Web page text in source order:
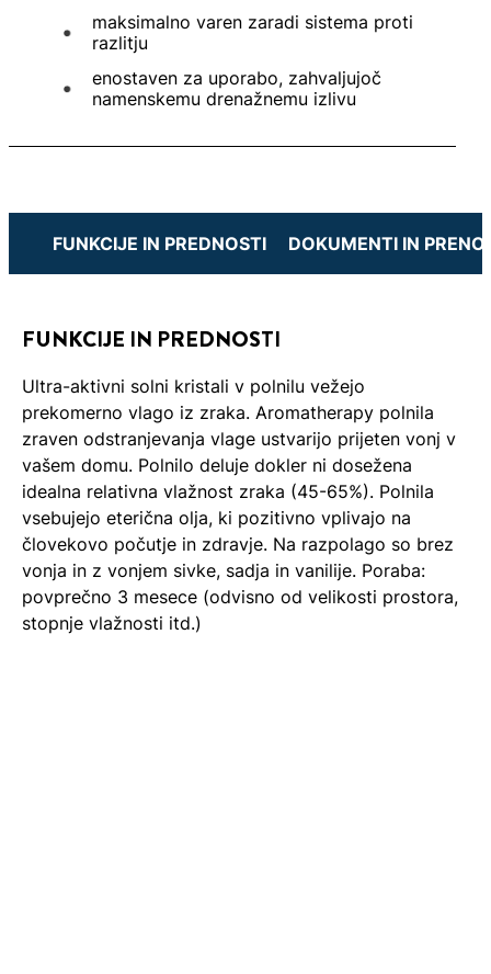
maksimalno varen zaradi sistema proti
razlitju
enostaven za uporabo, zahvaljujoč
namenskemu drenažnemu izlivu
FUNKCIJE IN PREDNOSTI DOKUMENTI IN
FUNKCIJE IN PREDNOSTI
Ultra-aktivni solni kristali v polnilu vežejo
prekomerno vlago iz zraka. Aromatherapy polnila
zraven odstranjevanja vlage ustvarijo prijeten vonj v
vašem domu. Polnilo deluje dokler ni dosežena
idealna relativna vlažnost zraka (45-65%). Polnila
vsebujejo eterična olja, ki pozitivno vplivajo na
človekovo počutje in zdravje. Na razpolago so brez
vonja in z vonjem sivke, sadja in vanilije. Poraba:
povprečno 3 mesece (odvisno od velikosti prostora,
stopnje vlažnosti itd.)